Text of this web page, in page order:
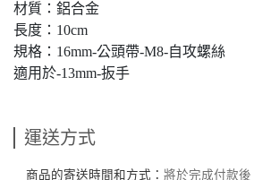
材質：鋁合金
長度：10cm
規格：16mm-公頭帶-M8-自攻螺絲
適用於-13mm-扳手
運送方式
商品的寄送時間和方式： 將於完成付款